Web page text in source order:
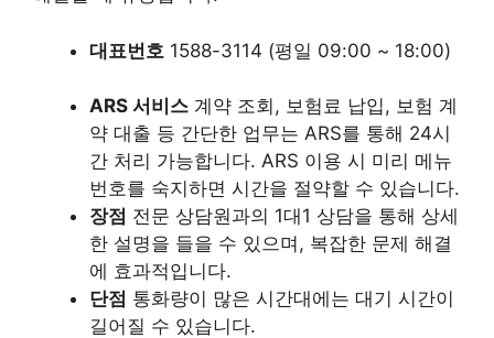
대표번호 1588-3114 (평일 09:00 ~ 18:00)
ARS 서비스 계약 조회, 보험료 납입, 보험 계
약 대출 등 간단한 업무는 ARS를 통해 24시
간 처리 가능합니다. ARS 이용 시 미리 메뉴
번호를 숙지하면 시간을 절약할 수 있습니다.
장점 전문 상담원과의 1대1 상담을 통해 상세
한 설명을 들을 수 있으며, 복잡한 문제 해결
에 효과적입니다.
단점 통화량이 많은 시간대에는 대기 시간이
길어질 수 있습니다.